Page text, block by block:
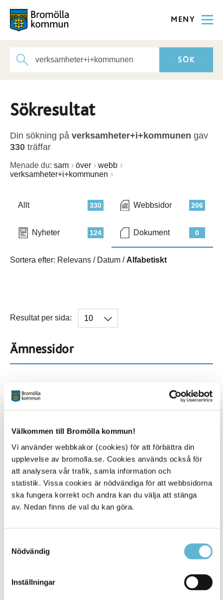
Välkommen till Bromölla kommun!
Vi använder webbkakor (cookies) för att förbättra din
upplevelse av bromolla.se. Cookies används också för
att analysera vår trafik, samla information och
statistik. Vissa cookies är nödvändiga för att webbsidorna
ska fungera korrekt och andra kan du välja att stänga
av. Nedan finns de val du kan göra.
Nödvändig
Inställningar
MENY
Sökresultat
Din sökning på verksamheter+i+kommunen gav
330 träffar
Menade du: sam över
webb
verksamheter+i+kommunen
330
Allt 206
Webbsidor
124
Nyheter 0
Dokument
Sortera efter: Relevans / Datum / Alfabetiskt
Resultat per sida:
Ämnessidor
330
Hela webbplatsen
330
Alla platser